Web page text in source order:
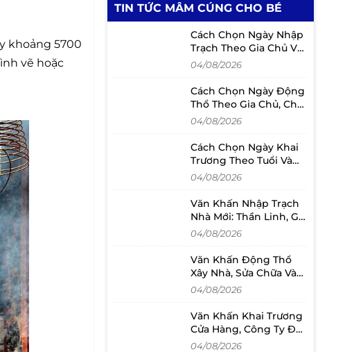
khoảng 5700
vẽ hoặc
TIN TỨC MÂM CÚNG CHO BÉ
Cách Chọn Ngày Nhập
Trạch Theo Gia Chủ Và
Lịch Chuyển Nhà
04/08/2026
Cách Chọn Ngày Động
Thổ Theo Gia Chủ, Chủ
Đầu Tư Và Người Mượn
04/08/2026
Cách Chọn Ngày Khai
Trương Theo Tuổi Và
Lịch Mở Bán
04/08/2026
Văn Khấn Nhập Trạch
Nhà Mới: Thần Linh, Gia
Tiên Và Cách Đọc
04/08/2026
Văn Khấn Động Thổ
Xây Nhà, Sửa Chữa Và
Khởi Công Dự Án
04/08/2026
Văn Khấn Khai Trương
Cửa Hàng, Công Ty Đầy
Đủ Và Dễ Đọc
04/08/2026